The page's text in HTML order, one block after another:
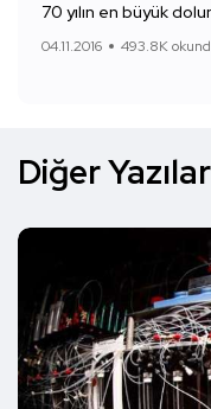
70 yılın en büyük
04.11.2016 493.8K
Diğer Yazılar